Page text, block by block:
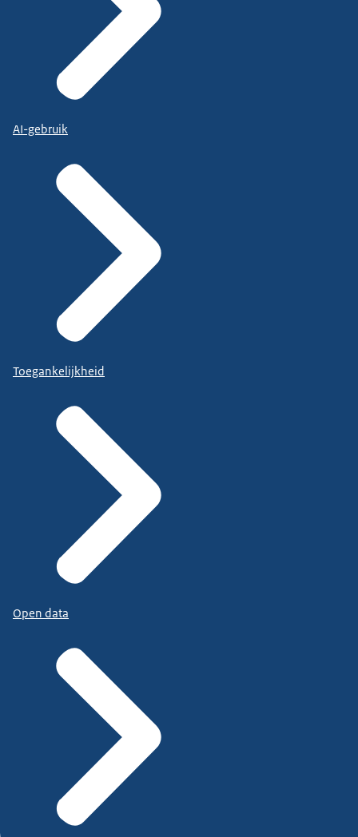
AI-gebruik
Toegankelijkheid
Open data